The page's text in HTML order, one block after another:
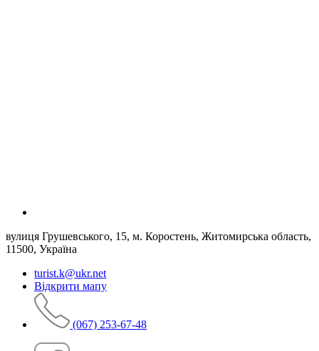
вулиця Грушевського, 15, м. Коростень, Житомирська область,
11500, Україна
turist.k@ukr.net
Відкрити мапу
(067) 253-67-48